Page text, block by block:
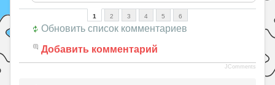
1 2 3 4 5 6
Обновить список комментариев
Добавить комментарий
JComments